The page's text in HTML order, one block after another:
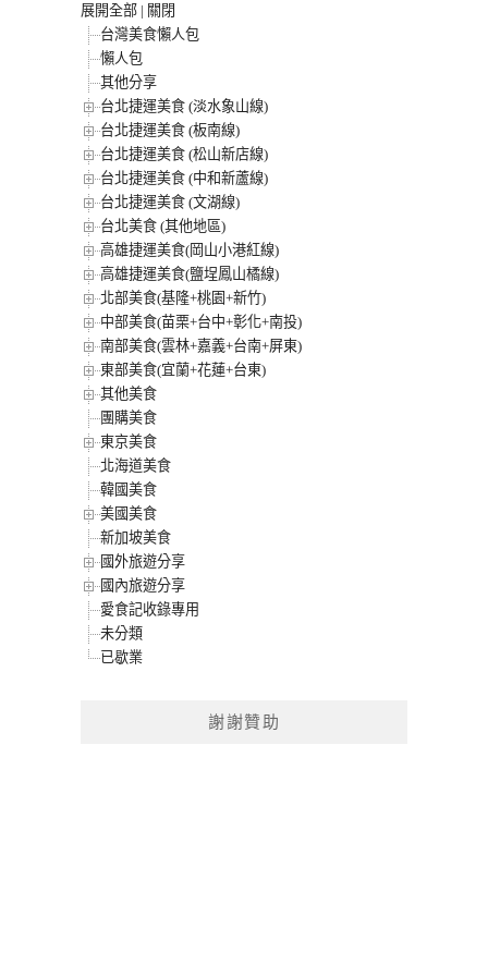
展開全部 | 關閉
台灣美食懶人包
懶人包
其他分享
台北捷運美食 (淡水象山線)
台北捷運美食 (板南線)
台北捷運美食 (松山新店線)
台北捷運美食 (中和新蘆線)
台北捷運美食 (文湖線)
台北美食 (其他地區)
高雄捷運美食(岡山小港紅線)
高雄捷運美食(鹽埕鳳山橘線)
北部美食(基隆+桃園+新竹)
中部美食(苗栗+台中+彰化+南投)
南部美食(雲林+嘉義+台南+屏東)
東部美食(宜蘭+花蓮+台東)
其他美食
團購美食
東京美食
北海道美食
韓國美食
美國美食
新加坡美食
國外旅遊分享
國內旅遊分享
愛食記收錄專用
未分類
已歇業
謝謝贊助